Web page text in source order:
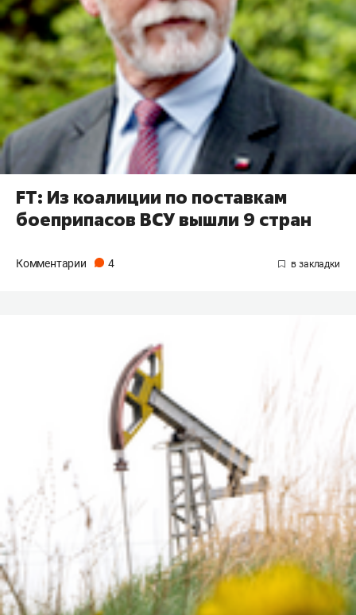
FT: Из коалиции по поставкам
боеприпасов ВСУ вышли 9 стран
Комментарии 4